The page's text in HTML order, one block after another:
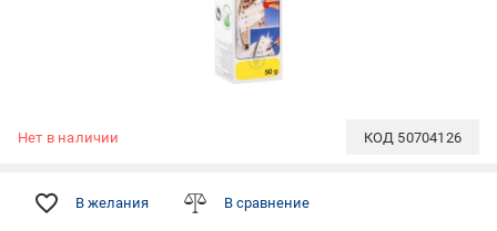
Нет в наличии КОД 50704126
В желания В сравнение